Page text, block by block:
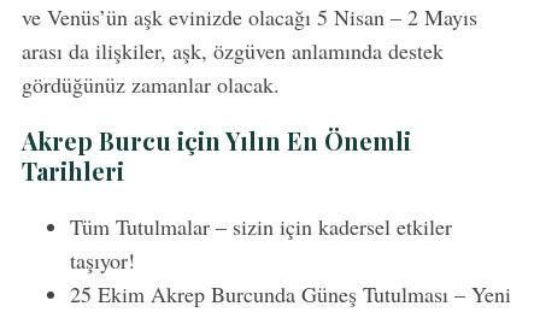
ve Venüs’ün aşk evinizde olacağı 5 Nisan – 2 Mayıs
arası da ilişkiler, aşk, özgüven anlamında destek
gördüğünüz zamanlar olacak.
Akrep Burcu için Yılın En Önemli
Tarihleri
Tüm Tutulmalar – sizin için kadersel etkiler
taşıyor!
25 Ekim Akrep Burcunda Güneş Tutulması – Yeni